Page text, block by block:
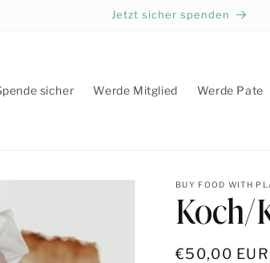
Jetzt sicher spenden
sicher Werde Mitglied Werde Pate
BUY FOOD WITH
Koch/
Normaler
€50,00 EUR